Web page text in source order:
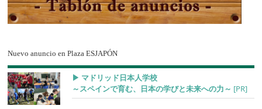
Nuevo anuncio en Plaza ESJAPÓN
▶︎ マドリッド日本人学校
～スペインで育む、日本の学びと未来への力～ [PR]